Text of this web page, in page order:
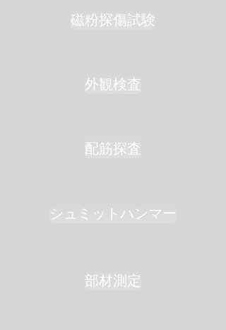
磁粉探傷試験
外観検査
配筋探査
シュミットハンマー
部材測定